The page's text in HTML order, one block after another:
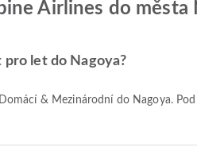
Airlines do města
let do Nagoya?